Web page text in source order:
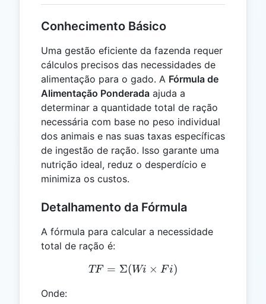
Conhecimento Básico
Uma gestão eficiente da fazenda requer
cálculos precisos das necessidades de
alimentação para o gado. A Fórmula de
Alimentação Ponderada ajuda a
determinar a quantidade total de ração
necessária com base no peso individual
dos animais e nas suas taxas específicas
de ingestão de ração. Isso garante uma
nutrição ideal, reduz o desperdício e
minimiza os custos.
Detalhamento da Fórmula
A fórmula para calcular a necessidade
total de ração é:
TF = \Sigma (Wi \times
TF = Σ(Wi × Fi)
Onde: